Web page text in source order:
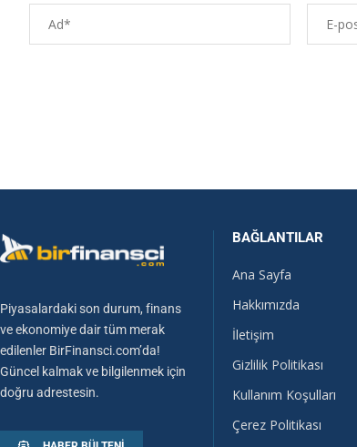
Piyasalardaki son durum, finans
ve ekonomiye dair tüm merak
edilenler BirFinansci.com’da!
Güncel kalmak ve bilgilenmek için
doğru adrestesin.
BAĞLANTILAR
Ana Sayfa
Hakkımızda
İletişim
Gizlilik Politikası
Kullanım Koşulları
Çerez Politikası